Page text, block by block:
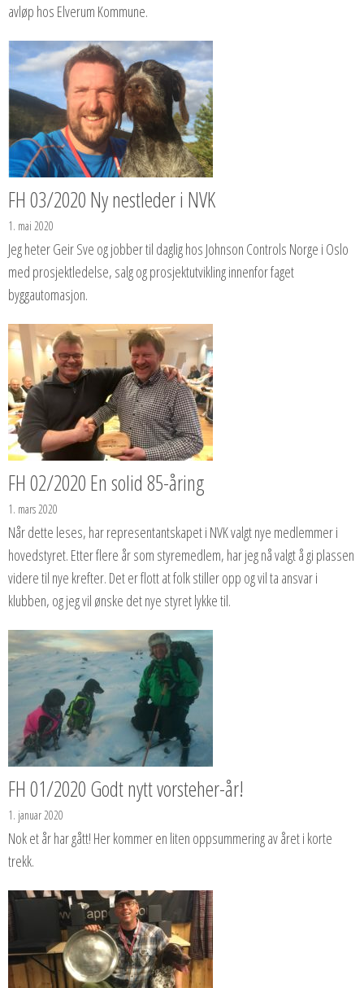
avløp hos Elverum Kommune.
FH 03/2020 Ny nestleder i NVK
1. mai 2020
Jeg heter Geir Sve og jobber til daglig hos Johnson Controls Norge i Oslo
med prosjektledelse, salg og prosjektutvikling innenfor faget
byggautomasjon.
FH 02/2020 En solid 85-åring
1. mars 2020
Når dette leses, har representantskapet i NVK valgt nye medlemmer i
hovedstyret. Etter flere år som styremedlem, har jeg nå valgt å gi plassen
videre til nye krefter. Det er flott at folk stiller opp og vil ta ansvar i
klubben, og jeg vil ønske det nye styret lykke til.
FH 01/2020 Godt nytt vorsteher-år!
1. januar 2020
Nok et år har gått! Her kommer en liten oppsummering av året i korte
trekk.